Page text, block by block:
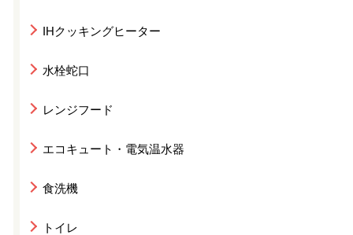
IHクッキングヒーター
水栓蛇口
レンジフード
エコキュート・電気温水器
食洗機
トイレ